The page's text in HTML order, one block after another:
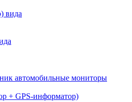
вида
автомобильные мониторы
+ GPS-информатор)